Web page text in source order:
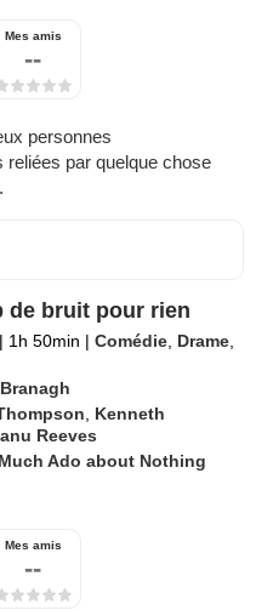
Mes amis
--
personnes
par quelque chose
de bruit pour rien
| 1h 50min | Comédie Drame
Kenneth
Reeves
Much Ado about Nothing
Mes amis
--